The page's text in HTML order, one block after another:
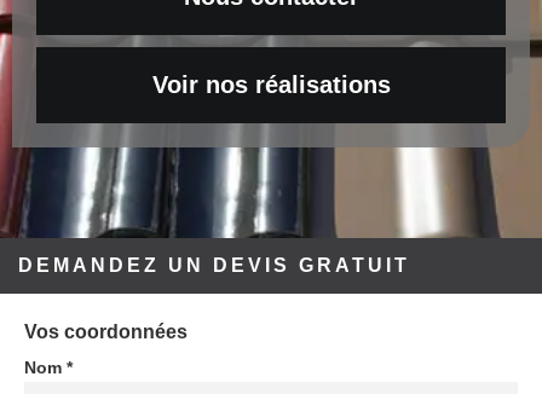
Voir nos réalisations
DEMANDEZ UN DEVIS GRATUIT
Vos coordonnées
Nom *